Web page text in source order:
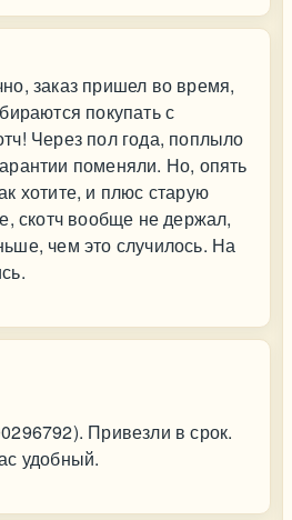
заказ пришел во время,
покупать с
Через пол года, поплыло
поменяли. Но, опять
хотите, и плюс старую
скотч вообще не держал,
чем это случилось. На
Привезли в срок.
удобный.